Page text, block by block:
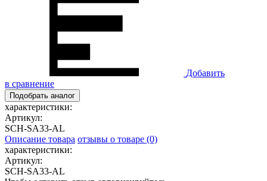
Добавить
в сравнение
Подобрать аналог
характеристики:
Артикул:
SCH-SA33-AL
Описание товара отзывы о товаре (0)
характеристики:
Артикул:
SCH-SA33-AL